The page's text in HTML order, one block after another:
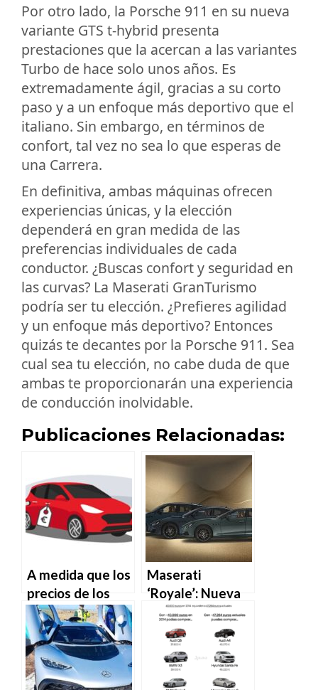
Por otro lado, la Porsche 911 en su nueva
variante GTS t-hybrid presenta
prestaciones que la acercan a las variantes
Turbo de hace solo unos años. Es
extremadamente ágil, gracias a su corto
paso y a un enfoque más deportivo que el
italiano. Sin embargo, en términos de
confort, tal vez no sea lo que esperas de
una Carrera.
En definitiva, ambas máquinas ofrecen
experiencias únicas, y la elección
dependerá en gran medida de las
preferencias individuales de cada
conductor. ¿Buscas confort y seguridad en
las curvas? La Maserati GranTurismo
podría ser tu elección. ¿Prefieres agilidad
y un enfoque más deportivo? Entonces
quizás te decantes por la Porsche 911. Sea
cual sea tu elección, no cabe duda de que
ambas te proporcionarán una experiencia
de conducción inolvidable.
Publicaciones Relacionadas:
A medida que los
precios de los
coches usados
bajan, los precios
de los vehículos
eléctricos usados
bajan aún más.
Maserati
‘Royale’: Nueva
edición limitada